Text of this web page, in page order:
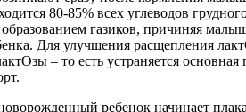
80-85% всех углеводов
газиков, причиняя
Для улучшения расщепления
– то есть устраняется основная
ребенок начинает